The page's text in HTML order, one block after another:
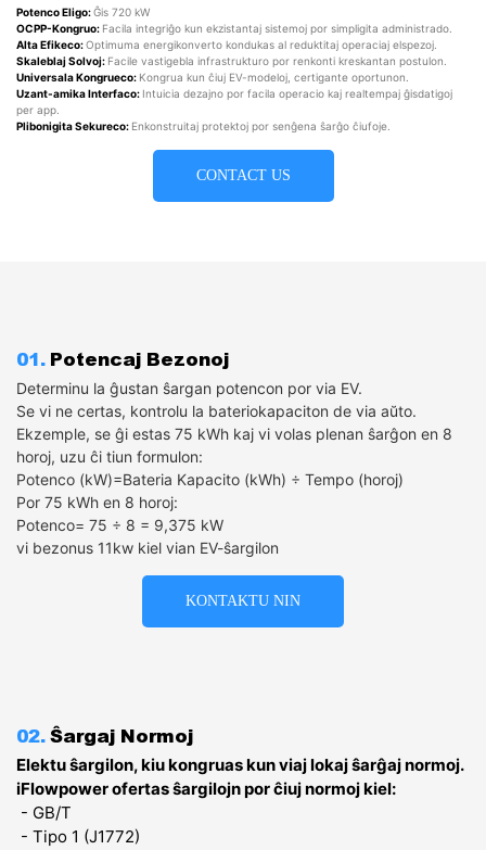
Potenco Eligo:Ĝis 720 kW
OCPP-Kongruo: Facila integriĝo kun ekzistantaj sistemoj por simpligita administrado.
Alta Efikeco:Optimuma energikonverto kondukas al reduktitaj operaciaj elspezoj.
Skaleblaj Solvoj: Facile vastigebla infrastrukturo por renkonti kreskantan postulon.
Universala Kongrueco: Kongrua kun ĉiuj EV-modeloj, certigante oportunon.
Uzant-amika Interfaco: Intuicia dezajno por facila operacio kaj realtempaj ĝisdatigoj
per app.
Plibonigita Sekureco: Enkonstruitaj protektoj por senĝena ŝarĝo ĉiufoje.
CONTACT US
01. Potencaj Bezonoj
Determinu la ĝustan ŝargan potencon por via EV.
Se vi ne certas, kontrolu la bateriokapaciton de via aŭto.
Ekzemple, se ĝi estas 75 kWh kaj vi volas plenan ŝarĝon en 8
horoj, uzu ĉi tiun formulon:
Potenco (kW)=Bateria Kapacito (kWh) ÷ Tempo (horoj)
Por 75 kWh en 8 horoj:
Potenco= 75 ÷ 8​ = 9,375 kW
vi bezonus 11kw kiel vian EV-ŝargilon
KONTAKTU NIN
02.Ŝargaj Normoj
Elektu ŝargilon, kiu kongruas kun viaj lokaj ŝarĝaj normoj.
iFlowpower ofertas ŝargilojn por ĉiuj normoj kiel:
- GB/T
- Tipo 1 (J1772)